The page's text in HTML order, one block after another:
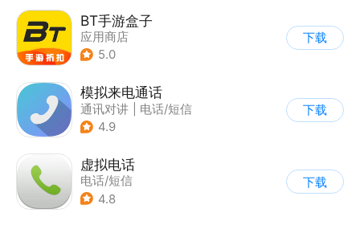
BT手游盒子
应用商店
5.0
下载
模拟来电通话
通讯对讲
电话/短信
4.9
下载
虚拟电话
电话/短信
4.8
下载